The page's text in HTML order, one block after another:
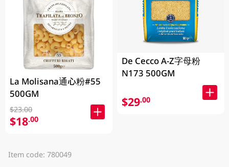
La Molisana通心粉#55
500GM
$23.00
$18.00
De Cecco A-Z字母粉
N173 500GM
$29.00
Item code: 780049